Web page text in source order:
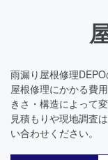
雨漏り屋根修理DEPO
屋根修理にかかる費
きさ・構造によって変
見積もりや現地調査
い合わせください。